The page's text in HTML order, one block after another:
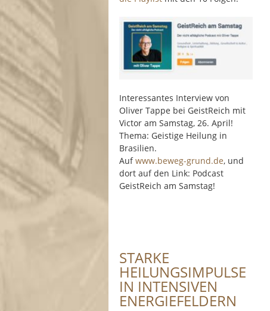
Interessantes Interview von
Oliver Tappe bei GeistReich mit
Victor am Samstag, 26. April!
Thema: Geistige Heilung in
Brasilien.
Aufwww.beweg-grund.de, und
dort auf den Link: Podcast
GeistReich am Samstag!
STARKE
HEILUNGSIMPULSE
IN INTENSIVEN
ENERGIEFELDERN